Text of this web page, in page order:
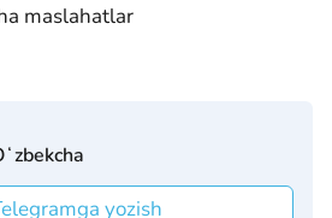
maslahatlar
yozish